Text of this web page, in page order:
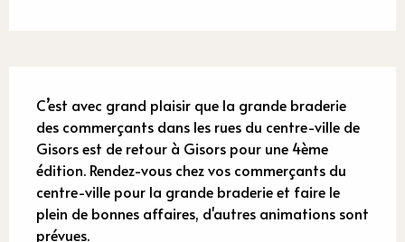
C’est avec grand plaisir que la grande braderie
des commerçants dans les rues du centre-ville de
Gisors est de retour à Gisors pour une 4ème
édition. Rendez-vous chez vos commerçants du
centre-ville pour la grande braderie et faire le
plein de bonnes affaires, d'autres animations sont
prévues.